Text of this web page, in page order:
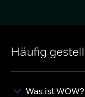
Häufig
Was ist WOW?